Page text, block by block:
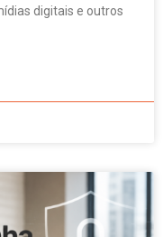
digitais e outros